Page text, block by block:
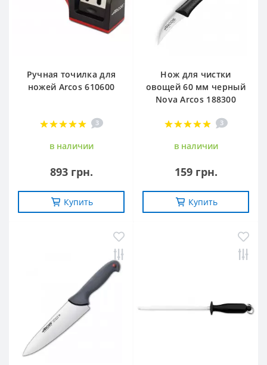
Ручная точилка для
ножей Arcos 610600
3
в наличии
893 грн.
Купить
Нож для чистки
овощей 60 мм черный
Nova Arcos 188300
3
в наличии
159 грн.
Купить